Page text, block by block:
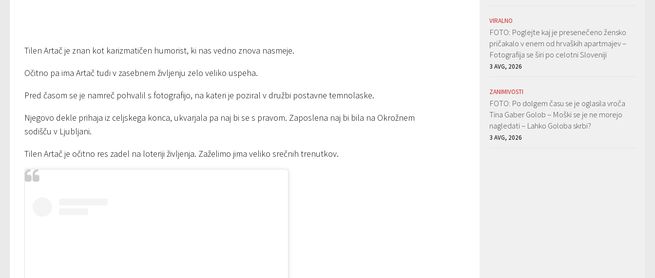
Tilen Artač je znan kot karizmatičen humorist, ki nas vedno znova nasmeje.
Očitno pa ima Artač tudi v zasebnem življenju zelo veliko uspeha.
Pred časom se je namreč pohvalil s fotografijo, na kateri je poziral v družbi postavne temnolaske.
Njegovo dekle prihaja iz celjskega konca, ukvarjala pa naj bi se s pravom. Zaposlena naj bi bila na Okrožnem
sodišču v Ljubljani.
Tilen Artač je očitno res zadel na loteriji življenja. Zaželimo jima veliko srečnih trenutkov.
VIRALNO
FOTO: Poglejte kaj je presenečeno žensko
pričakalo v enem od hrvaških apartmajev –
Fotografija se širi po celotni Sloveniji
3 AVG, 2026
ZANIMIVOSTI
FOTO: Po dolgem času se je oglasila vroča
Tina Gaber Golob – Moški se je ne morejo
nagledati – Lahko Goloba skrbi?
3 AVG, 2026